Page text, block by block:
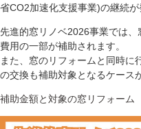
省CO2加速化支援事業)の継続
先進的窓リノベ2026事業では、
費用の一部が補助されます。
また、窓のリフォームと同時に
の交換も補助対象となるケース
補助金額と対象の窓リフォーム